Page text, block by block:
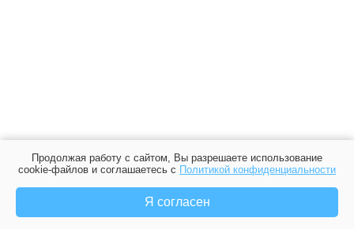
Продолжая работу с сайтом, Вы разрешаете использование
cookie-файлов и соглашаетесь с Политикой конфиденциальности
Я согласен